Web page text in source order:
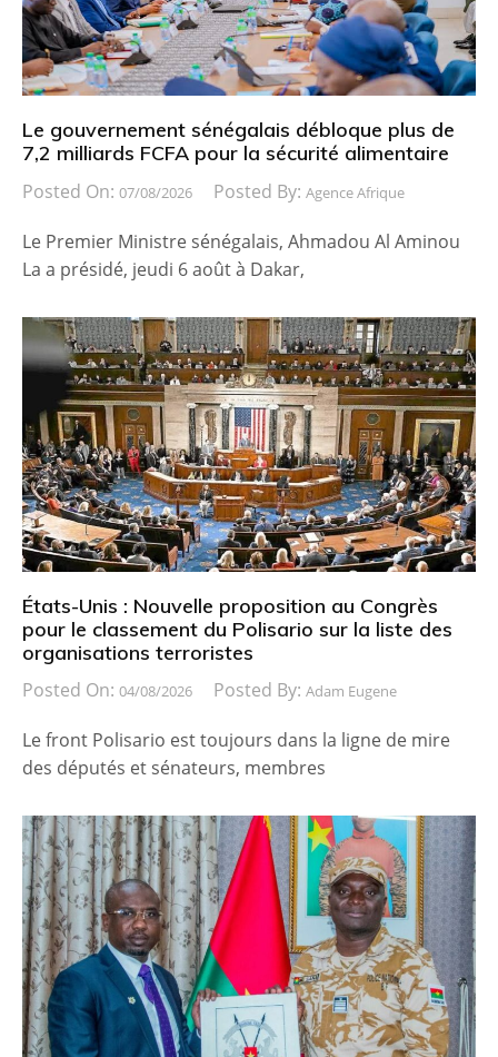
Le gouvernement sénégalais débloque plus de
7,2 milliards FCFA pour la sécurité alimentaire
Posted On: 07/08/2026 Posted By: Agence Afrique
Le Premier Ministre sénégalais, Ahmadou Al Aminou
La a présidé, jeudi 6 août à Dakar,
États-Unis : Nouvelle proposition au Congrès
pour le classement du Polisario sur la liste des
organisations terroristes
Posted On: 04/08/2026 Posted By: Adam Eugene
Le front Polisario est toujours dans la ligne de mire
des députés et sénateurs, membres